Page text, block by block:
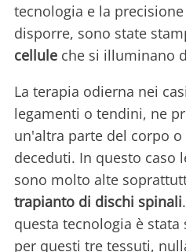
tecnologia e la
disporre, sono state
cellule che si illuminano
La terapia odierna nei
legamenti o tendini, ne
un'altra parte del corpo
deceduti. In questo caso
sono molto alte
trapianto di dischi spinali
questa tecnologia è
per questi tre tessuti,